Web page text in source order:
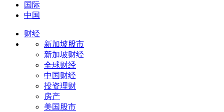
国际
中国
财经
新加坡股市
新加坡财经
全球财经
中国财经
投资理财
房产
美国股市